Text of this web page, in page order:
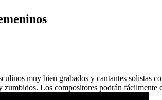
muy bien grabados y cantantes solistas
Los compositores podrán